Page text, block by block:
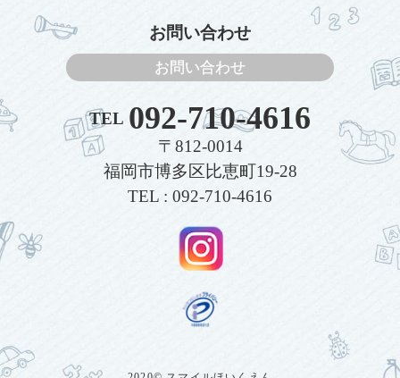
お問い合わせ
お問い合わせ
TEL 092-710-4616
〒812-0014
福岡市博多区比恵町19-28
TEL : 092-710-4616